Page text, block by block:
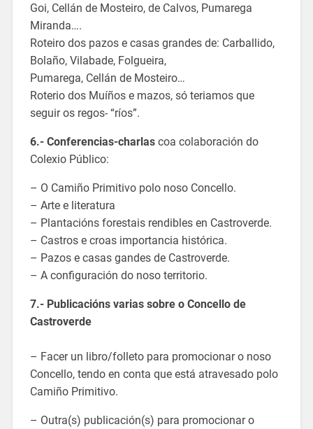
Goi, Cellán de Mosteiro, de Calvos, Pumarega
Miranda….
Roteiro dos pazos e casas grandes de: Carballido,
Bolaño, Vilabade, Folgueira,
Pumarega, Cellán de Mosteiro…
Roterio dos Muíños e mazos, só teriamos que
seguir os regos- “ríos”.
6.- Conferencias-charlas coa colaboración do
Colexio Público:
– O Camiño Primitivo polo noso Concello.
– Arte e literatura
– Plantacións forestais rendibles en Castroverde.
– Castros e croas importancia histórica.
– Pazos e casas gandes de Castroverde.
– A configuración do noso territorio.
7.- Publicacións varias sobre o Concello de
Castroverde
– Facer un libro/folleto para promocionar o noso
Concello, tendo en conta que está atravesado polo
Camiño Primitivo.
– Outra(s) publicación(s) para promocionar o